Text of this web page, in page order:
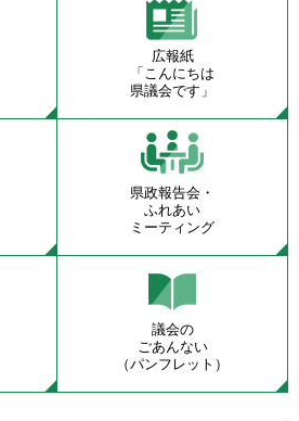
広報紙
「こんにちは
県議会です」
県政報告会・
ふれあい
ミーティング
議会の
ごあんない
（パンフレット）